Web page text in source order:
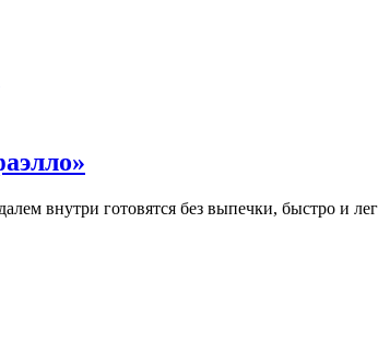
внутри готовятся без выпечки, быстро и